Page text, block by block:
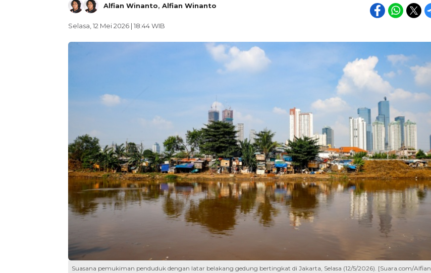
Alfian Winanto, Alfian Winanto
Selasa, 12 Mei 2026 | 18:44 WIB
Suasana pemukiman penduduk dengan latar belakang gedung bertingkat di Jakarta, Selasa (12/5/2026). [Suara.com/Alfian